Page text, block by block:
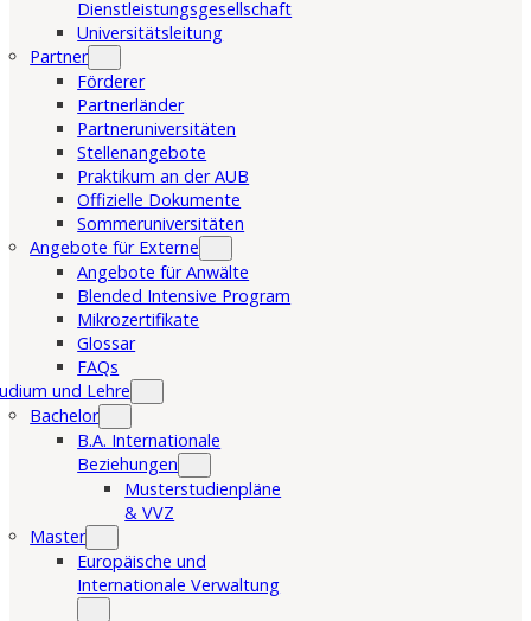
Dienstleistungsgesellschaft
Universitätsleitung
Partner
Förderer
Partnerländer
Partneruniversitäten
Stellenangebote
Praktikum an der AUB
Offizielle Dokumente
Sommeruniversitäten
Angebote für Externe
Angebote für Anwälte
Blended Intensive Program
Mikrozertifikate
Glossar
FAQs
und Lehre
Bachelor
B.A. Internationale
Beziehungen
Musterstudienpläne
& VVZ
Master
Europäische und
Internationale Verwaltung